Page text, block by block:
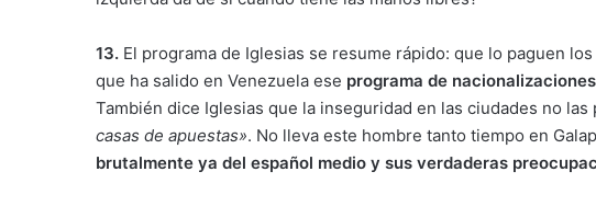
13. El programa de Iglesias se resume rápido: que lo paguen
que ha salido en Venezuela ese programa de
También dice Iglesias que la inseguridad en las ciudades no
casas de apuestas». No lleva este hombre tanto tiempo en
brutalmente ya del español medio y sus verdaderas